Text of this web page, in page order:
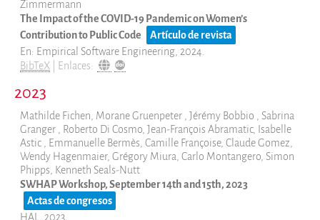
Zimmermann
The Impact of the COVID-19 Pandemic on Women’s
Contribution to Public Code
Artículo de revista
En: Empirical Software Engineering, 2024.
BibTeX
Enlaces:
2023
Mathilde Fichen, Morane Gruenpeter , Jérémy Bobbio , Sabrina
Granger , Roberto Di Cosmo, Jean-François Abramatic, Isabelle
Astic , Emmanuelle Bermès, Camille Françoise, Claude Gomez,
Wendy Hagenmaier, Grégory Miura, Carlo Montangero, Simon
Phipps, Kenneth Seals-Nutt
SWHAP Workshop, September 14th and 15th, 2023
Actas de congresos
HAL, 2023.